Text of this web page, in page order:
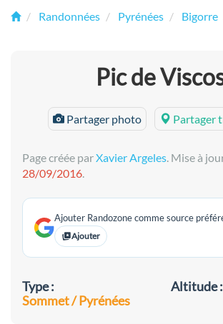
Randonnées Pyrénées Bigorre
Pic de
Partager photo Partager
Page créée parXavier Argeles. Mise à
28/09/2016.
Ajouter Randozone comme source
Ajouter
Type :
Sommet / Pyrénées
Altitude :